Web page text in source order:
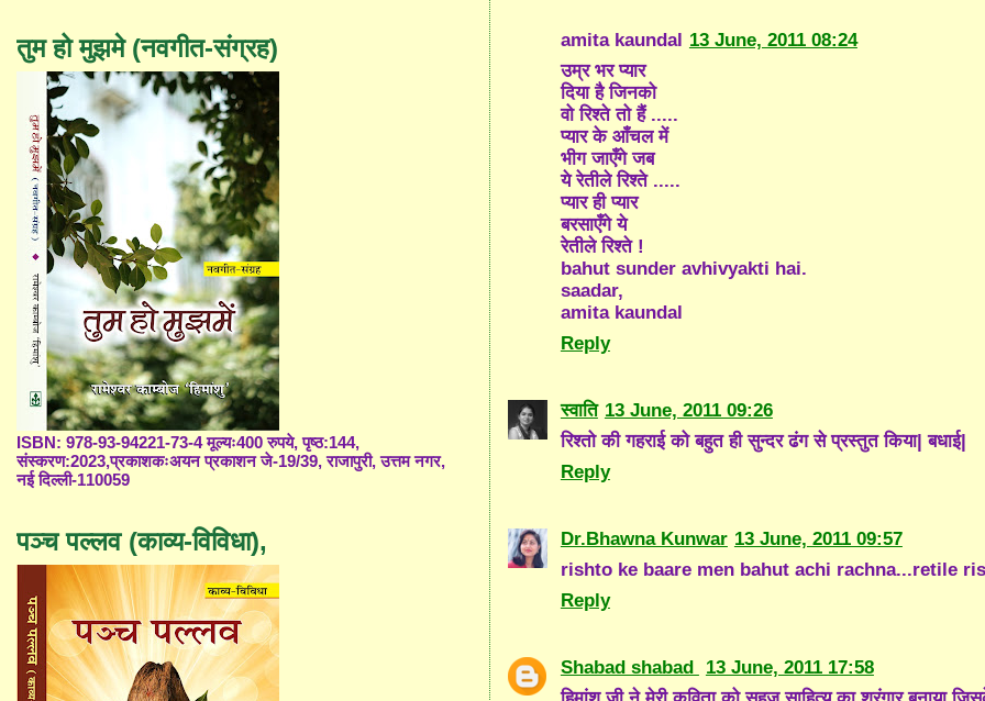
amita kaundal 13 June, 2011 08:24
उम्र भर प्यार
दिया है जिनको
वो रिश्ते तो हैं .....
प्यार के आँचल में
भीग जाएँगे जब
ये रेतीले रिश्ते .....
प्यार ही प्यार
बरसाएँगे ये
रेतीले रिश्ते !
bahut sunder avhivyakti hai.
saadar,
amita kaundal
Reply
स्वाति 13 June, 2011 09:26
रिश्तो की गहराई को बहुत ही सुन्दर ढंग से प्रस्तुत किया| बधाई|
Reply
Dr.Bhawna Kunwar 13 June, 2011 09:57
rishto ke baare men bahut achi rachna...retile
Reply
Shabad shabad
13 June, 2011 17:58
तुम हो मुझमे (नवगीत-संग्रह)
ISBN: 978-93-94221-73-4 मूल्यः400 रुपये, पृष्ठ:144,
संस्करण:2023,प्रकाशकःअयन प्रकाशन जे-19/39, राजापुरी, उत्तम नगर,
नई दिल्ली-110059
पञ्च पल्लव (काव्य-विविधा),